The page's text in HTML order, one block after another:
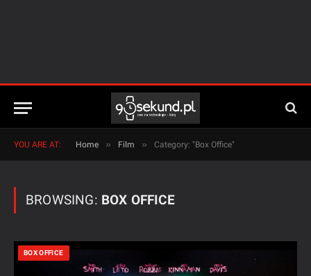
YOU ARE AT: Home » Film » Category: "Box Office"
BROWSING: BOX OFFICE
BOX OFFICE